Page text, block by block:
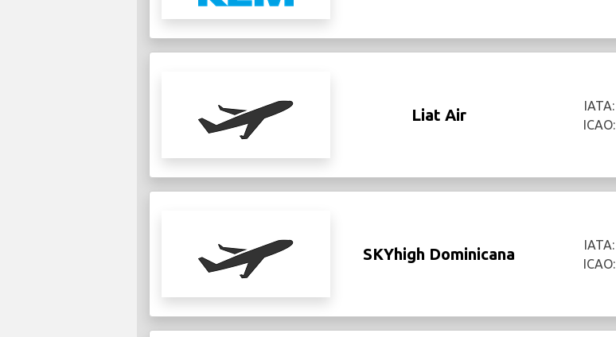
Liat Air
IATA:
ICAO:
SKYhigh Dominicana
IATA:
ICAO: